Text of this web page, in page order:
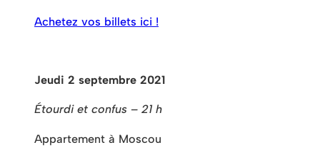
Achetez vos billets ici !
Jeudi 2 septembre 2021
Étourdi et confus – 21 h
Appartement à Moscou